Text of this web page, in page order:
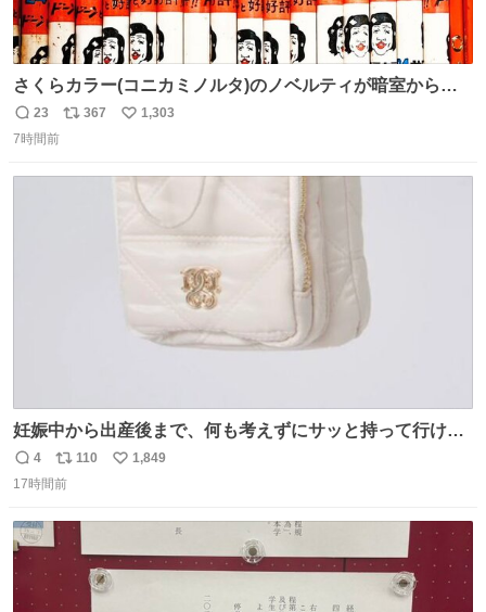
さくらカラー(コニカミノルタ)のノベルティが暗室から山
のように出てきた。 1970年代のものかなあ。 欽ちゃん鉛
筆。どうすんの、これ。
返
信
23
リ
367
い
1,303
7時間前
妊娠中から出産後まで、何も考えずにサッと持って行ける
ようなショルダーバッグが欲しいな〜と思っていたのだけ
ど snidelでめちゃくちゃピッタリなものを見つけたので買
🥹 しかもスマホ入れ独立してるしファスナーない！地味に
嬉しいやつ！！！
返
信
4
リ
ポ
数
110
い
1,849
17時間前